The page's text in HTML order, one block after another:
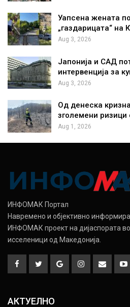
Уапсена жената
„газдарицата“ на
Aug 3, 2026
Јапонија и САД
интервенција за
Aug 3, 2026
Од денеска
зголемени
Aug 1, 2026
ИНФОМАК Портал
Навремено и објективно
ИНФОМАК проект на дијаспората
исселеници од Македонија.
АКТУЕЛНО